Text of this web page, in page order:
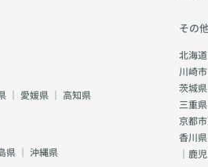
｜ 愛媛県 ｜ 高知県
県 ｜ 沖縄県
その
北海
川崎市
茨城
三重
京都市
香川
｜鹿